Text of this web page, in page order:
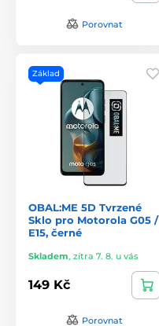
Porovnat
Základ
OBAL:ME 5D Tvrzené
Sklo pro Motorola G05 /
E15, černé
Skladem, zítra 7. 8. u vás
149 Kč
Porovnat